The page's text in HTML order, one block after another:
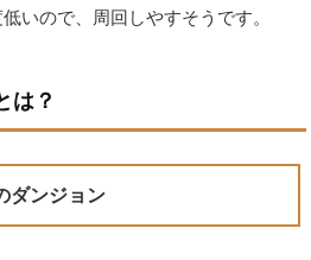
いので、周回しやすそうです。
は？
ダンジョン